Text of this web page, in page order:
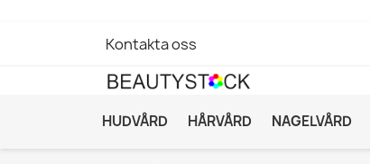
Kontakta oss
HUDVÅRD HÅRVÅRD NAGELVÅRD